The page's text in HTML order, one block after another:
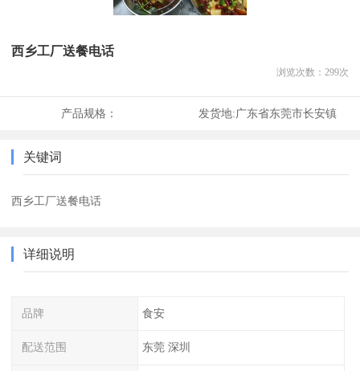
西乡工厂送餐电话
浏览次数： 299次
产品规格： 发货地:广东省东莞市长安镇
关键词
西乡工厂送餐电话
详细说明
品牌 食安
配送范围 东莞 深圳